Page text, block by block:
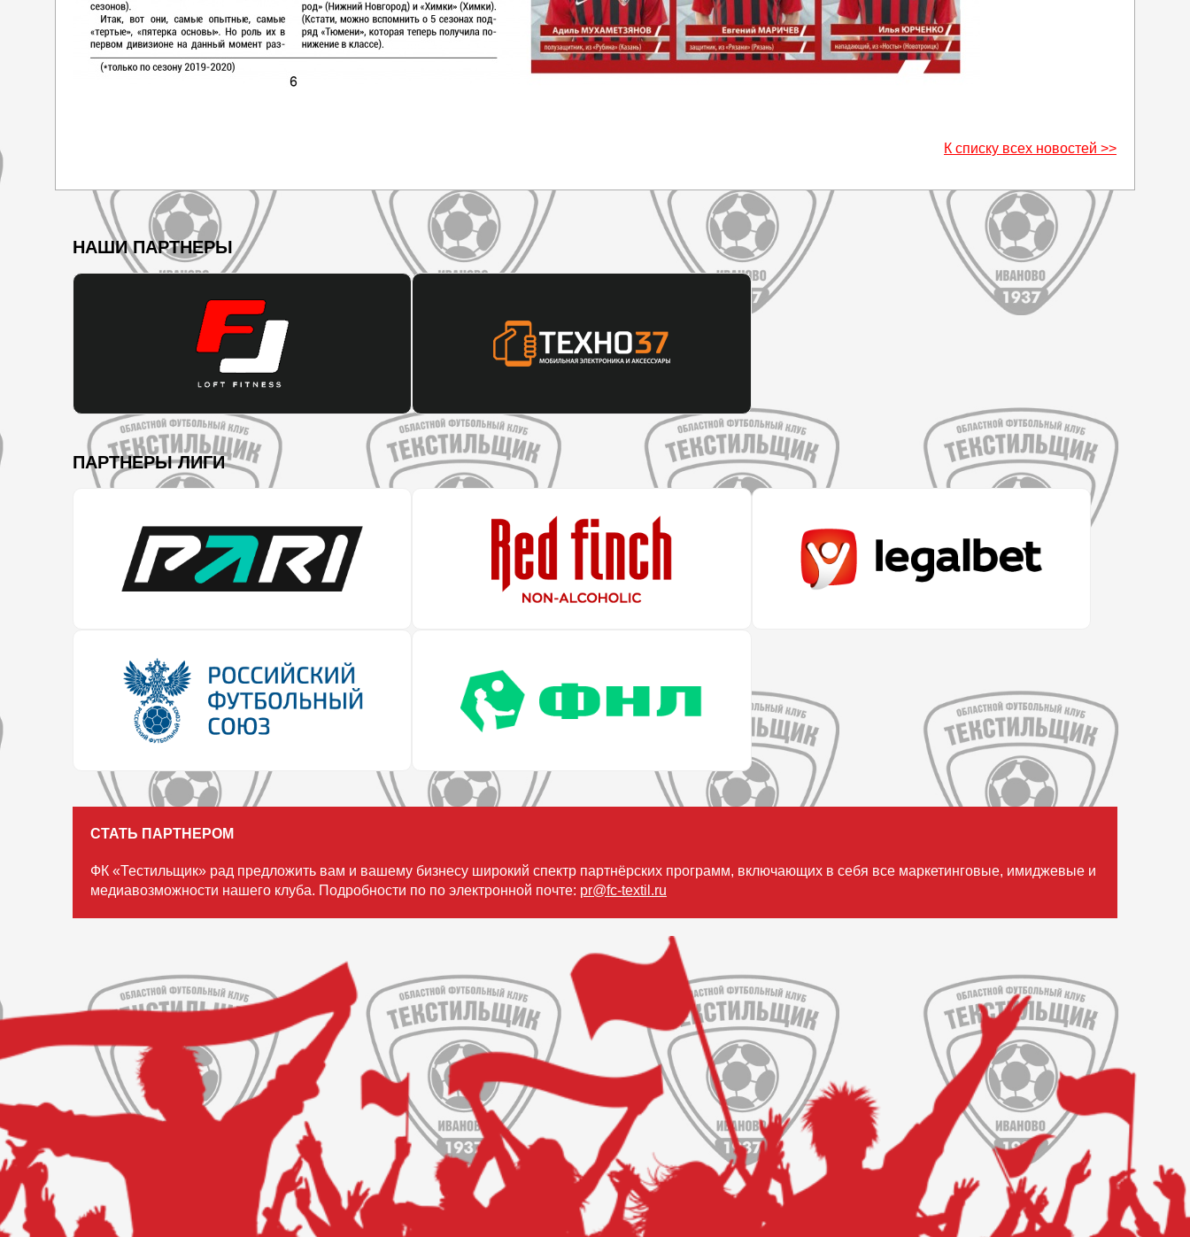
К списку всех новостей >>
НАШИ ПАРТНЕРЫ
ПАРТНЕРЫ ЛИГИ
СТАТЬ ПАРТНЕРОМ
ФК «Тестильщик» рад предложить вам и вашему бизнесу широкий спектр партнёрских программ, включающих в себя все маркетинговые, имиджевые и
медиавозможности нашего клуба. Подробности по по электронной почте: pr@fc-textil.ru